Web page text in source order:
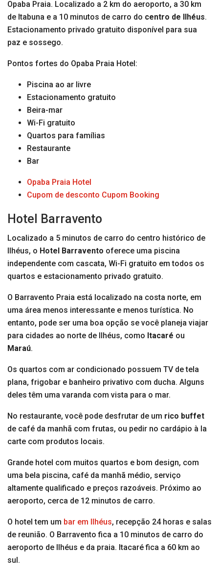
Opaba Praia. Localizado a 2 km do aeroporto, a 30 km
de Itabuna e a 10 minutos de carro do centro de Ilhéus.
Estacionamento privado gratuito disponível para sua
paz e sossego.
Pontos fortes do Opaba Praia Hotel:
Piscina ao ar livre
Estacionamento gratuito
Beira-mar
Wi-Fi gratuito
Quartos para famílias
Restaurante
Bar
Opaba Praia Hotel
Cupom de desconto Cupom Booking
Hotel Barravento
Localizado a 5 minutos de carro do centro histórico de
Ilhéus, o Hotel Barravento oferece uma piscina
independente com cascata, Wi-Fi gratuito em todos os
quartos e estacionamento privado gratuito.
O Barravento Praia está localizado na costa norte, em
uma área menos interessante e menos turística. No
entanto, pode ser uma boa opção se você planeja viajar
para cidades ao norte de Ilhéus, como Itacaré ou
Maraú.
Os quartos com ar condicionado possuem TV de tela
plana, frigobar e banheiro privativo com ducha. Alguns
deles têm uma varanda com vista para o mar.
No restaurante, você pode desfrutar de um rico buffet
de café da manhã com frutas, ou pedir no cardápio à la
carte com produtos locais.
Grande hotel com muitos quartos e bom design, com
uma bela piscina, café da manhã médio, serviço
altamente qualificado e preços razoáveis. Próximo ao
aeroporto, cerca de 12 minutos de carro.
O hotel tem um bar em Ilhéus, recepção 24 horas e salas
de reunião. O Barravento fica a 10 minutos de carro do
aeroporto de Ilhéus e da praia. Itacaré fica a 60 km ao
sul.